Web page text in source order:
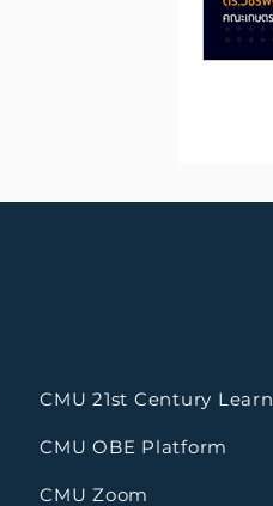
CMU 21st Century
CMU OBE Platform
CMU Zoom